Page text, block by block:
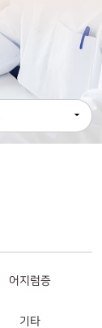
어지럼증
기타